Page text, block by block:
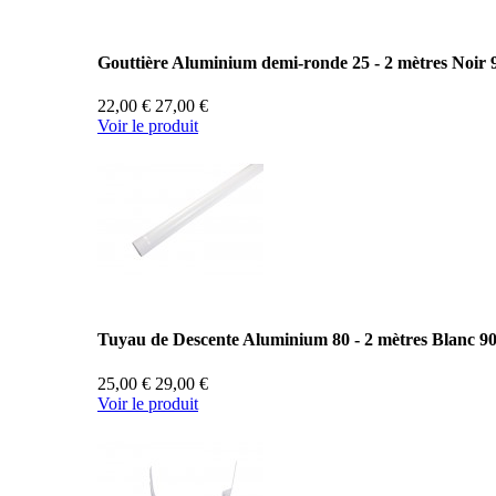
Gouttière Aluminium demi-ronde 25 - 2 mètres Noir
22,00 € 27,00 €
Voir le produit
Tuyau de Descente Aluminium 80 - 2 mètres Blanc
25,00 € 29,00 €
Voir le produit